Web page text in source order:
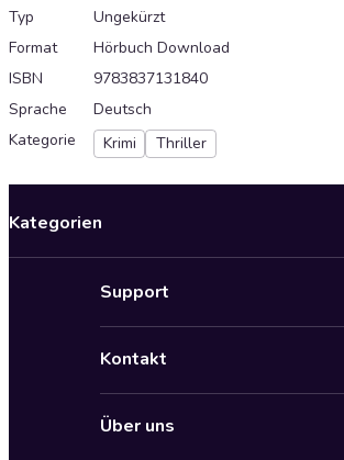
Typ
Ungekürzt
Format
Hörbuch Download
ISBN
9783837131840
Sprache
Deutsch
Kategorie
Krimi Thriller
Kategorien
Support
AGB für Audioteka Abo
Kontakt
Über uns